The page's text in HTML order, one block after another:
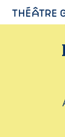
INFOS
AVEC
LES